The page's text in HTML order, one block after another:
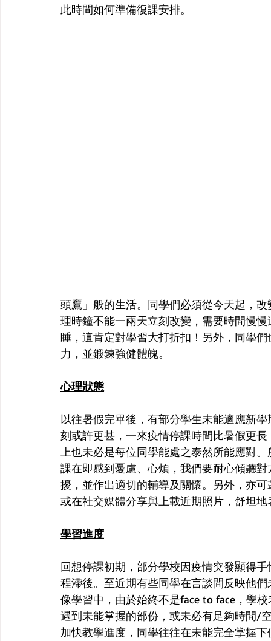
此時間如何準備復課安排。
頭鷹」般的生活。同學們必須從今天起，
理時鐘不能一兩天立刻改變，需要時間慢
睡，這肯定對學習大打折扣！另外，同學
力，並鍛鍊強健體魄。
心理狀態
以往暑假完畢後，有部分學生未能適應新
刻或許更甚，一來疫情停課時間比暑假更
上也未必是每位同學能處之泰然所能應對
課在即感到憂慮、心煩，我們要耐心傾聽
擾，並作出適切的輔導及關懷。另外，亦
或在社交媒體分享與上載近期照片，舒坦
學習進度
回想停課初期，部分學校因疫情突發顯得
程滯後。至近期有些同學在言談間反映他
像學習中，由於始終不是face to face，學
遇到未能掌握的部份，或未必有足夠時間/
加快教學進度，同學往往在未能完全掌握